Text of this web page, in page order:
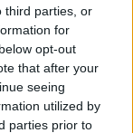
third parties, or
for
opt-out
that after your
seeing
utilized by
parties prior to
soții
cu spionul
mortale și a
bidineaua